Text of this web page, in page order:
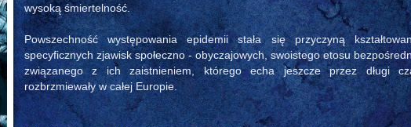
wysoką śmiertelność.
Powszechność występowania epidemii stała się przyczyną
specyficznych zjawisk społeczno - obyczajowych, swoistego etosu
związanego z ich zaistnieniem, którego echa jeszcze przez długi
rozbrzmiewały w całej Europie.